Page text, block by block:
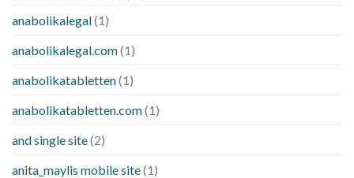
anabolikalegal(1)
anabolikalegal.com(1)
anabolikatabletten(1)
anabolikatabletten.com(1)
and single site(2)
anita_maylis mobile site(1)